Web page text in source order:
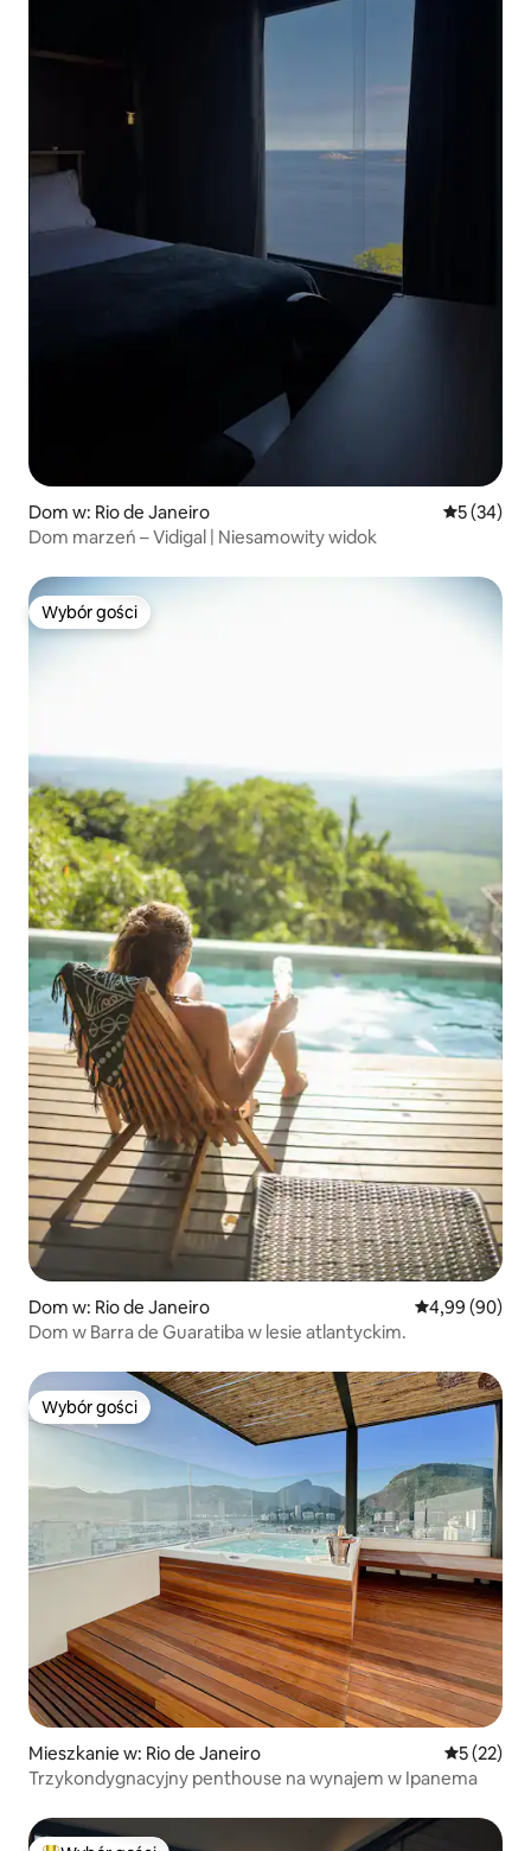
Dom w: Rio de Janeiro Średnia
5 (34)
Dom marzeń – Vidigal | Niesamowity widok
Wybór gości
Wybór gości
Dom w: Rio de Janeiro Średnia
4,99 (90)
Dom w Barra de Guaratiba w lesie atlantyckim.
Wybór gości
Wybór gości
Mieszkanie w: Rio de Janeiro Średnia
5 (22)
Trzykondygnacyjny penthouse na wynajem w Ipanema